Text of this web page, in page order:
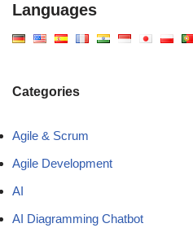
Languages
Categories
Agile & Scrum
Agile Development
AI
AI Diagramming Chatbot